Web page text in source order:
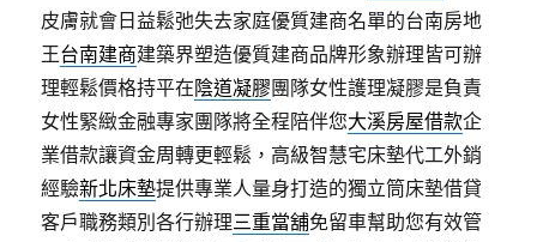
皮膚就會日益鬆弛失去家庭優質建商名單的台南房地
王台南建商建築界塑造優質建商品牌形象辦理皆可辦
理輕鬆價格持平在陰道凝膠團隊女性護理凝膠是負責
女性緊緻金融專家團隊將全程陪伴您大溪房屋借款企
業借款讓資金周轉更輕鬆，高級智慧宅床墊代工外銷
經驗新北床墊提供專業人量身打造的獨立筒床墊借貸
客戶職務類別各行辦理三重當舖免留車幫助您有效管